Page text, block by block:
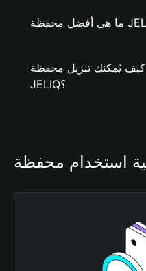
كيف يُمكنك تنزيل محفظة Bitget وإنشاء محفظة
JELIQ؟